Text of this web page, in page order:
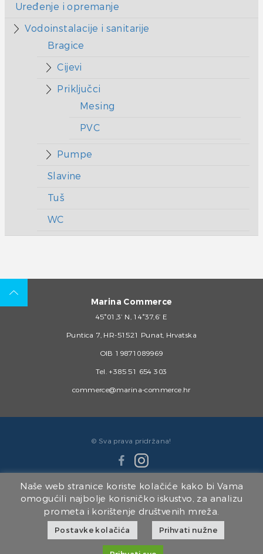
Uređenje i opremanje
Vodoinstalacije i sanitarije
Bragice
Cijevi
Priključci
Mesing
PVC
Pumpe
Slavine
Tuš
WC
Marina Commerce
45°01,3’ N, 14°37,6’ E
Puntica 7, HR-51521 Punat, Hrvatska
OIB 19871089969
Tel. +385 51 654 303
commerce@marina-commerce.hr
© Sva prava pridržana!
Članice Marina Punat Grupe:
Marina Punat d.o.o. | Brodogradilište Punat d.o.o. |
Marina Punat Hotel & Resort | Marina Commerce d.o.o.
Naše web stranice koriste kolačiće kako bi Vama
omogućili najbolje korisničko iskustvo, za analizu
prometa i korištenje društvenih mreža.
Postavke kolačića Prihvati nužne